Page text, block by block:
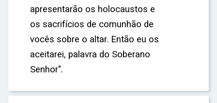
apresentarão os holocaustos e
os sacrifícios de comunhão de
vocês sobre o altar. Então eu os
aceitarei, palavra do Soberano
Senhor".